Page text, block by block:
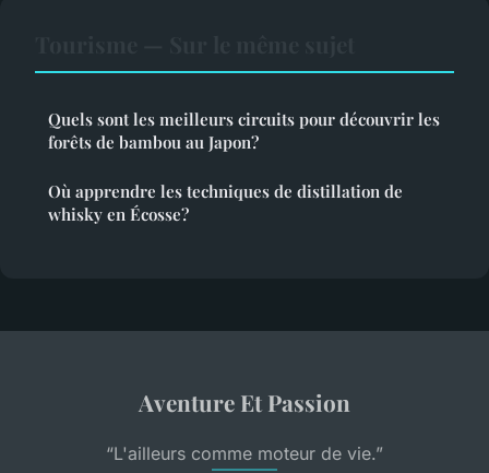
Quels sont les meilleurs circuits pour découvrir les
forêts de bambou au Japon?
Où apprendre les techniques de distillation de
whisky en Écosse?
Aventure Et Passion
“L'ailleurs comme moteur de vie.”